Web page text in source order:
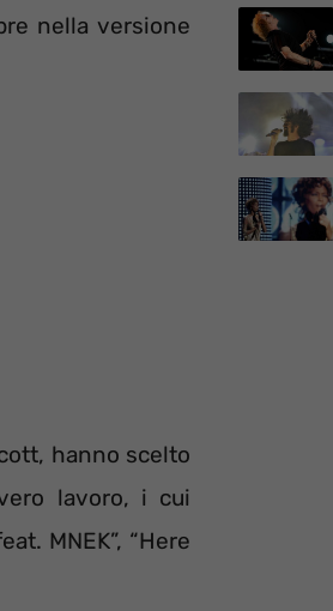
nella versione
hanno scelto
lavoro, i cui
MNEK”, “Here